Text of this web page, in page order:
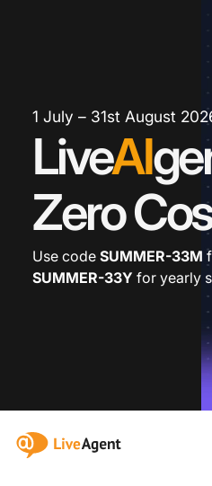
1 July – 31st August
LiveAI
Zero
Use code SUMMER-33M
SUMMER-33Y for yearly
:site.title